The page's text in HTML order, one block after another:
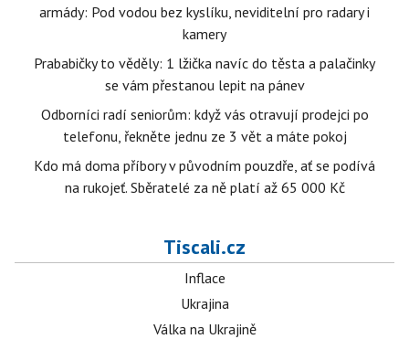
armády: Pod vodou bez kyslíku, neviditelní pro radary i
kamery
Prababičky to věděly: 1 lžička navíc do těsta a palačinky
se vám přestanou lepit na pánev
Odborníci radí seniorům: když vás otravují prodejci po
telefonu, řekněte jednu ze 3 vět a máte pokoj
Kdo má doma příbory v původním pouzdře, ať se podívá
na rukojeť. Sběratelé za ně platí až 65 000 Kč
Tiscali.cz
Inflace
Ukrajina
Válka na Ukrajině